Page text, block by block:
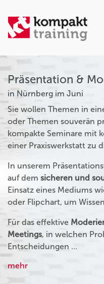
Präsentation &
in Nürnberg im Juni
Sie wollen Themen in
oder Themen souverän
kompakte Seminare mit
einer Praxiswerkstatt zu
In unserem
auf dem sicheren und
Einsatz eines Mediums
oder Flipchart, um
Für das effektive
Meetings, in welchen
Entscheidungen …
mehr